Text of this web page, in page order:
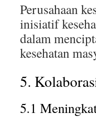
Perusahaan
inisiatif
dalam
kesehatan
5.
5.1